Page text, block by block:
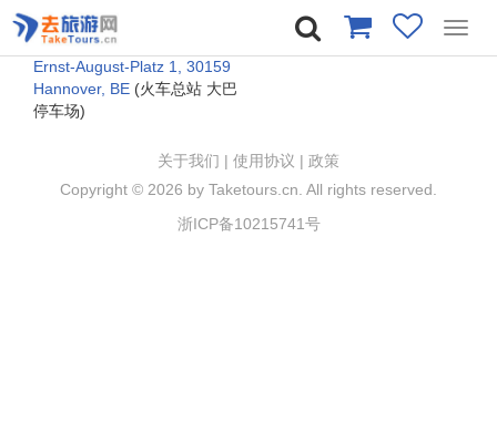
Ernst-August-Platz 1, 30159
Hannover, BE (火车总站 大巴
停车场)
关于我们 | 使用协议 | 政策
Copyright © 2026 by Taketours.cn. All rights reserved.
浙ICP备10215741号